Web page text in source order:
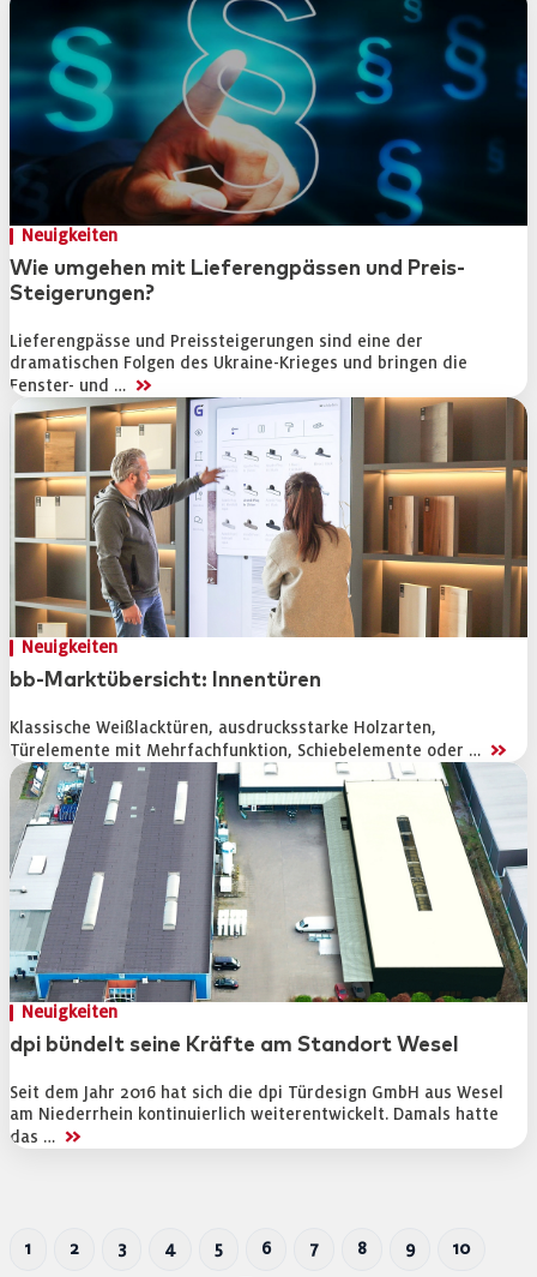
Neuigkeiten
Wie umgehen mit Lieferengpässen und Preis-
Steigerungen?
Lieferengpässe und Preissteigerungen sind eine der
dramatischen Folgen des Ukraine-Krieges und bringen die
Fenster- und … >>
Neuigkeiten
bb-Marktübersicht: Innentüren
Klassische Weißlacktüren, ausdrucksstarke Holzarten,
Türelemente mit Mehrfachfunktion, Schiebelemente oder … >>
Neuigkeiten
dpi bündelt seine Kräfte am Standort Wesel
Seit dem Jahr 2016 hat sich die dpi Türdesign GmbH aus Wesel
am Niederrhein kontinuierlich weiterentwickelt. Damals hatte
das … >>
1 2 3 4 5 6 7 8 9 10